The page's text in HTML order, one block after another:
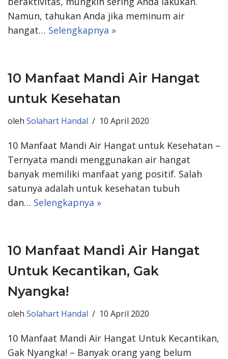
Namun, tahukan Anda jika meminum air
hangat… Selengkapnya »
10 Manfaat Mandi Air Hangat
untuk Kesehatan
oleh Solahart Handal 10 April 2020
10 Manfaat Mandi Air Hangat untuk Kesehatan –
Ternyata mandi menggunakan air hangat
banyak memiliki manfaat yang positif. Salah
satunya adalah untuk kesehatan tubuh
dan… Selengkapnya »
10 Manfaat Mandi Air Hangat
Untuk Kecantikan, Gak
Nyangka!
oleh Solahart Handal 10 April 2020
10 Manfaat Mandi Air Hangat Untuk Kecantikan,
Gak Nyangka! – Banyak orang yang belum